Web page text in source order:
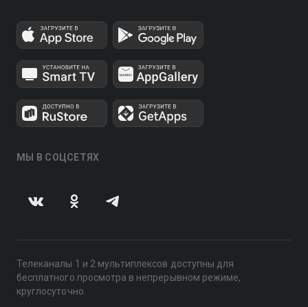
МЫ В СОЦСЕТЯХ
Телеканалы 1 и 2 мультиплексов доступны для
бесплатного просмотра в непрерывном режиме,
круглосуточно.